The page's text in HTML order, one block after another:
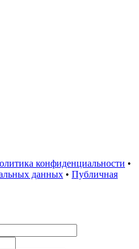
конфиденциальности •
данных • Публичная